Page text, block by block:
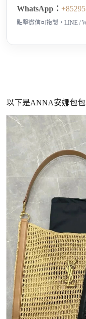
WhatsApp：
點擊微信可複製，LINE /
以下是ANNA安娜包